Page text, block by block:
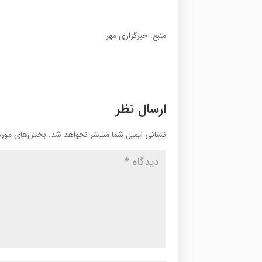
منبع: خبرگزاری مهر
ارسال نظر
نشانی ایمیل شما منتشر نخواهد شد. بخش‌های